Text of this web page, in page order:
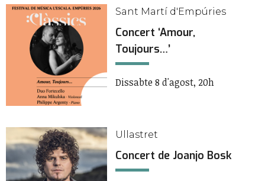
Sant Martí d'Empúries
Concert ‘Amour,
Toujours…’
Dissabte 8 d'agost, 20h
Ullastret
Concert de Joanjo Bosk